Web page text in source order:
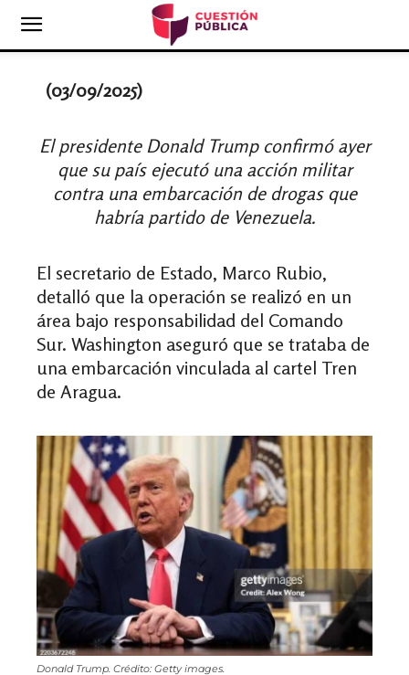
(03/09/2025)
El presidente Donald Trump confirmó ayer
que su país ejecutó una acción militar
contra una embarcación de drogas que
habría partido de Venezuela.
El secretario de Estado, Marco Rubio,
detalló que la operación se realizó en un
área bajo responsabilidad del Comando
Sur. Washington aseguró que se trataba de
una embarcación vinculada al cartel Tren
de Aragua.
Donald Trump. Crédito: Getty images.